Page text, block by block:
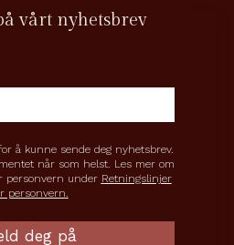
vårt nyhetsbrev
å kunne sende deg nyhetsbrev.
når som helst. Les mer om
personvern under Retningslinjer
personvern.